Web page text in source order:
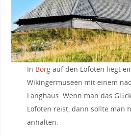
In Borgauf den Lofoten liegt
Wikingermuseen mit einem
Langhaus. Wenn man das
Lofoten reist, dann sollte man
anhalten.